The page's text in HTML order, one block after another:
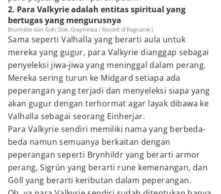
2. Para Valkyrie adalah entitas spiritual yang
bertugas yang mengurusnya
Brunhilde dan Goll ( Dok. Graphinica / Record of Ragnarok )
Sama seperti Valhalla yang berarti aula untuk
mereka yang gugur, para Valkyrie dianggap sebagai
penyeleksi jiwa-jiwa yang meninggal dalam perang.
Mereka sering turun ke Midgard setiapa ada
peperangan yang terjadi dan menyeleksi siapa yang
akan gugur dengan terhormat agar layak dibawa ke
Valhalla sebagai seorang Einherjar.
Para Valkyrie sendiri memiliki nama yang berbeda-
beda namun semuanya berkaitan dengan
peperangan seperti Brynhildr yang berarti armor
perang, Sigrún yang berarti rune kemenangan, dan
Göll yang berarti keributan dalam peperangan.